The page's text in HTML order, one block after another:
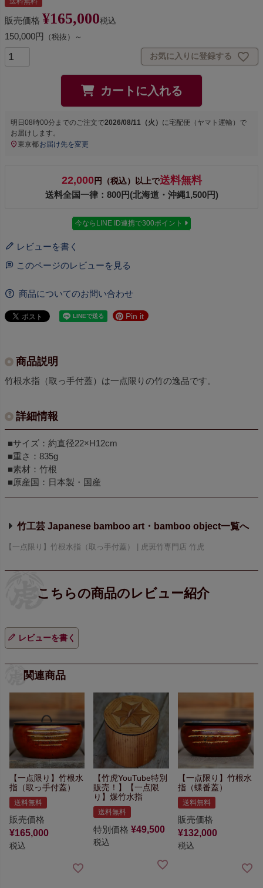
販売価格 ¥165,000税込
150,000円 （税抜）～
お気に入りに登録する
カートに入れる
明日08時00分 までのご注文で2026/08/11（火） に 宅配便（ヤマト運輸） で
お届けします。
東京都お届け先を変更
22,000円（税込）以上で送料無料
送料全国一律：800円(北海道・沖縄1,500円)
今ならLINE ID連携で300ポイント
レビューを書く
このページのレビューを見る
商品についてのお問い合わせ
Pin it
商品説明
竹根水指（取っ手付蓋）は一点限りの竹の逸品です。
詳細情報
■サイズ：約直径22×H12cm
■重さ：835g
■素材：竹根
■原産国：日本製・国産
竹工芸 Japanese bamboo art・bamboo object
【一点限り】竹根水指（取っ手付蓋） | 虎斑竹専門店 竹虎
レビューを書く
関連商品
【一点限り】竹根水
指（取っ手付蓋）
送料無料
販売価格
¥165,000
税込
【竹虎YouTube特別
販売！】
【一点限
り】煤竹水指
送料無料
特別価格 ¥49,500
税込
【一点限り】竹根水
指（蝶番蓋）
送料無料
販売価格
¥132,000
税込